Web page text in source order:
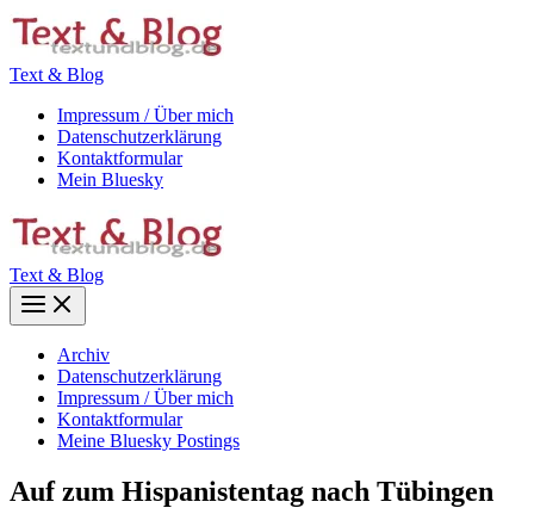
Zum
Inhalt
Text & Blog
Impressum / Über mich
Datenschutzerklärung
Kontaktformular
Mein Bluesky
Text & Blog
Main
Menu
Archiv
Datenschutzerklärung
Impressum / Über mich
Kontaktformular
Meine Bluesky Postings
Auf zum Hispanistentag nach Tübingen